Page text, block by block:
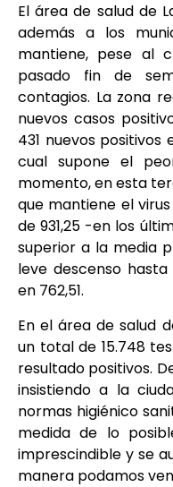
El área de salud de
además a los
mantiene, pese al
pasado fin de
contagios. La zona
nuevos casos
431 nuevos
cual supone el
momento, en esta
que mantiene el
de 931,25 -en los
superior a la media
leve descenso
en 762,51.
En el área de salud
un total de 15.748
resultado positivos.
insistiendo a la
normas higiénico
medida de lo
imprescindible y se
manera podamos